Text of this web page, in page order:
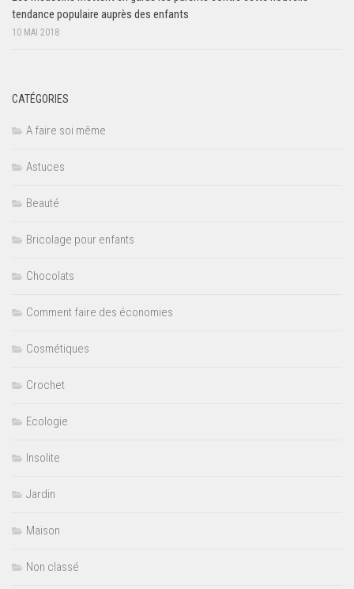
tendance populaire auprès des enfants
10 MAI 2018
CATÉGORIES
A faire soi même
Astuces
Beauté
Bricolage pour enfants
Chocolats
Comment faire des économies
Cosmétiques
Crochet
Ecologie
Insolite
Jardin
Maison
Non classé